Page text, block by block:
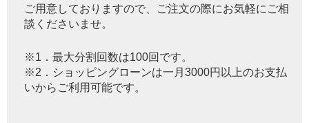
ご用意しておりますので、ご注文の際にお気軽にご相
談くださいませ。
※1．最大分割回数は100回です。
※2．ショッピングローンは一月3000円以上のお支払
いからご利用可能です。